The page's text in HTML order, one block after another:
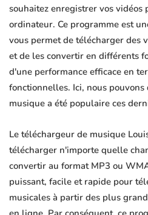
souhaitez enregistrer vos vidéos
ordinateur. Ce programme est
vous permet de télécharger des
et de les convertir en différents
d'une performance efficace en
fonctionnelles. Ici, nous
musique a été populaire ces
Le téléchargeur de musique
télécharger n'importe quelle
convertir au format MP3 ou
puissant, facile et rapide pour
musicales à partir des plus